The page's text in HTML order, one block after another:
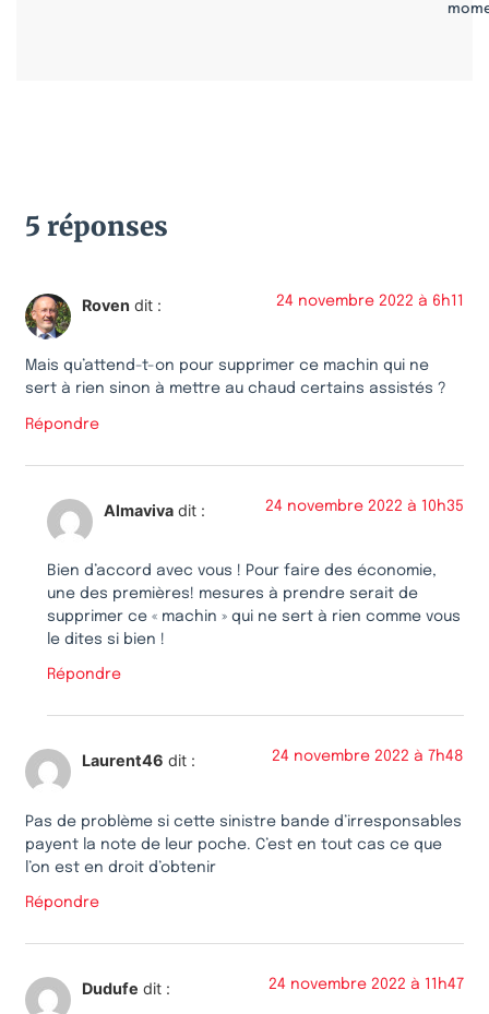
5 réponses
Roven dit : 24 novembre 2022 à 6h11
Mais qu’attend-t-on pour supprimer ce machin qui ne
sert à rien sinon à mettre au chaud certains assistés ?
Répondre
Almaviva dit : 24 novembre 2022 à 10h35
Bien d’accord avec vous ! Pour faire des économie,
une des premières! mesures à prendre serait de
supprimer ce « machin » qui ne sert à rien comme vous
le dites si bien !
Répondre
Laurent46 dit : 24 novembre 2022 à 7h48
Pas de problème si cette sinistre bande d’irresponsables
payent la note de leur poche. C’est en tout cas ce que
l’on est en droit d’obtenir
Répondre
Dudufe dit : 24 novembre 2022 à 11h47